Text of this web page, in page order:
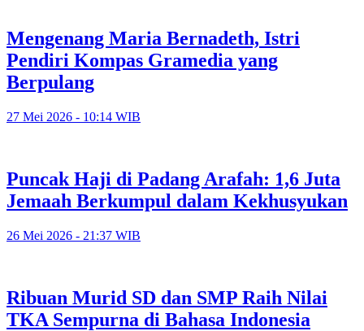
Mengenang Maria Bernadeth, Istri
Pendiri Kompas Gramedia yang
Berpulang
27 Mei 2026 - 10:14 WIB
Puncak Haji di Padang Arafah: 1,6 Juta
Jemaah Berkumpul dalam Kekhusyukan
26 Mei 2026 - 21:37 WIB
Ribuan Murid SD dan SMP Raih Nilai
TKA Sempurna di Bahasa Indonesia